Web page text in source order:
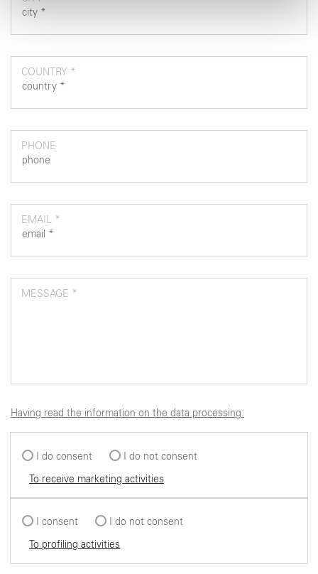
pubblicità e social media, i quali potrebbero combinarle
COUNTRY *
PHONE
EMAIL *
MESSAGE *
Having read the information on the data processing:
I do consent
I do not consent
To receive marketing activities
I consent
I do not consent
To profiling activities